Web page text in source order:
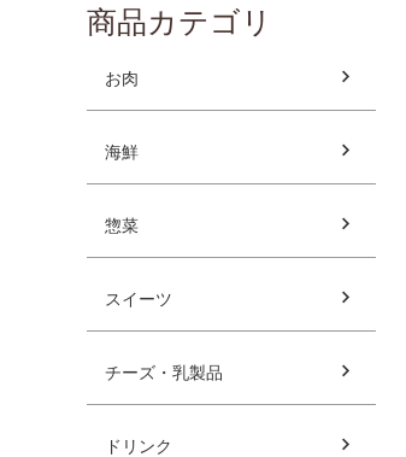
商品カテゴリ
お肉
海鮮
惣菜
スイーツ
チーズ・乳製品
ドリンク